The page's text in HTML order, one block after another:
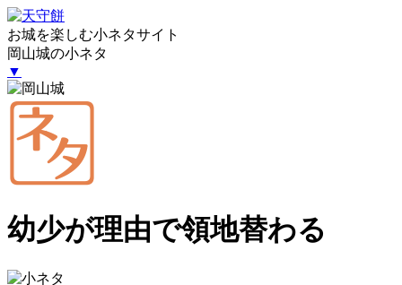
お城を楽しむ小ネタサイト
岡山城の小ネタ
▼
幼少が理由で領地替わる